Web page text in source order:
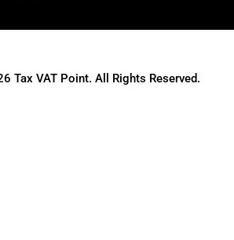
Tax VAT Point. All Rights Reserved.